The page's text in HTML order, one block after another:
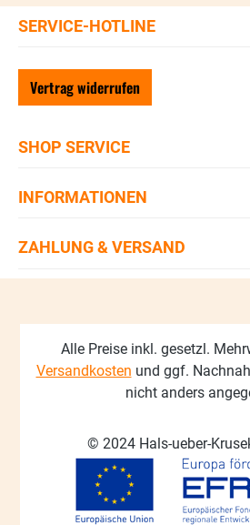
SERVICE-HOTLINE
Vertrag widerrufen
SHOP SERVICE
INFORMATIONEN
ZAHLUNG & VERSAND
Alle Preise inkl. gesetzl.
Versandkosten und ggf.
nicht anders
© 2024 Hals-ueber-